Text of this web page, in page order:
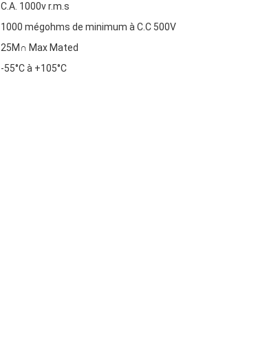
C.A. 1000v r.m.s
1000 mégohms de minimum à C.C 500V
25M∩ Max Mated
-55°C à +105°C